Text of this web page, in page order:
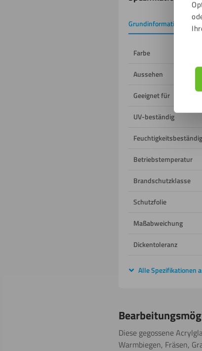
Grundinformation
Farbe
Aussehen
Geeignet für
UV-beständig
Feuchtigkeitsbeständig
Betriebstemperatur
Brandschutzklasse
Schutzfolie
Maßabweichung
Dickentoleranz
Alle Spezifikationen
Diese gegossene
Warmbiegen, Fräsen,